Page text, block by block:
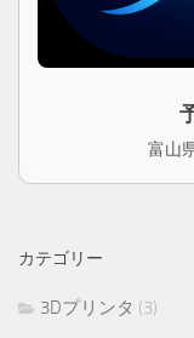
富山
カテゴリー
3Dプリンタ (3)